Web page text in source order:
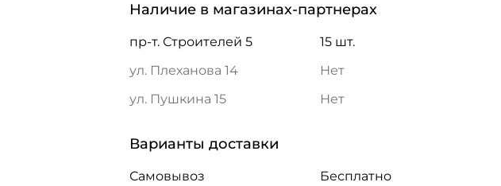
Наличие в магазинах-партнерах
пр-т. Строителей 5
15 шт.
ул. Плеханова 14
Нет
ул. Пушкина 15
Нет
Варианты доставки
Самовывоз Бесплатно